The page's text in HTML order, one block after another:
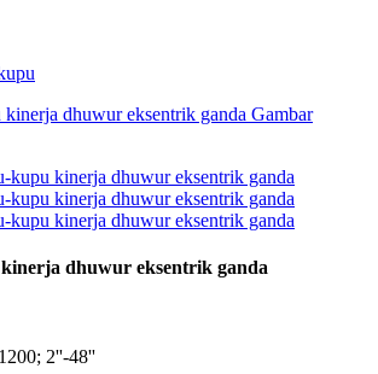
dhuwur eksentrik ganda
2''-48''